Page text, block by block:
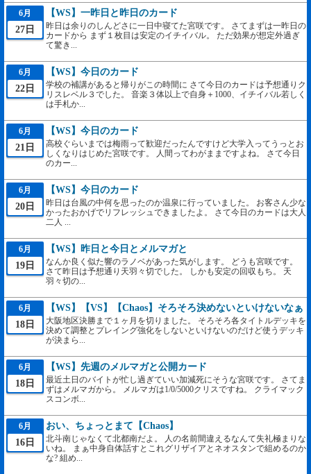
6月
27日
【WS】一昨日と昨日のカード
昨日は余りのしんどさに一日中寝てた宮咲です。 さてまずは一昨日の
カードから まず１枚目は安定のイチイバル。 ただ効果が想定外過ぎ
て驚き...
6月
22日
【WS】今日のカード
学校の補講があると帰りがこの時間に さて今日のカードは予想通りク
リスレベル３でした。 音楽３体以上で自身＋1000、イチイバル若しく
は手札か...
6月
21日
【WS】今日のカード
高校ぐらいまでは梅雨って歓迎だったんですけど大学入ってうっとお
しくなりはじめた宮咲です。 人間ってわがままですよね。 さて今日
のカー...
6月
20日
【WS】今日のカード
昨日は台風の中何を思ったのか温泉に行っていました。 お客さん少な
かったおかげでリフレッシュできましたよ。 さて今日のカードは大人
二人 ...
6月
19日
【WS】昨日と今日とメルマガと
なんか良く似た響のラノベがあった気がします。 どうも宮咲です。
さて昨日は予想通り天羽々切でした。 しかも安定の回収もち。 天
羽々切の...
6月
18日
【WS】【VS】【Chaos】そろそろ決めないといけないなぁ
大阪地区決勝まで１ヶ月を切りました。 そろそろ各タイトルデッキを
決めて調整とプレイング強化をしないといけないのだけど使うデッキ
が決まら...
6月
18日
【WS】先週のメルマガと公開カード
最近土日のバイトが忙し過ぎていい加減死にそうな宮咲です。 さてま
ずはメルマガから。 メルマガは1/0/5000クリスですね。 クライマック
スコンボ...
6月
16日
おい、ちょっとまて【Chaos】
北斗南じゃなくて北都南だよ。 人の名前間違えるなんて失礼極まりな
いね。 まぁ中身自体話すとこれグリザイアとネオスタンで組めるのか
な? 組め...